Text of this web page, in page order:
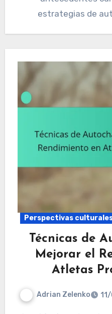
estrategias de
Perspectivas
Técnicas de
Mejorar el
Atletas
Adrian Zelenko